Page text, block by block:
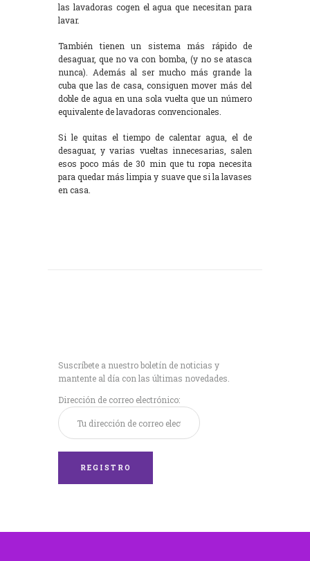
las lavadoras cogen el agua que necesitan para
lavar.
También tienen un sistema más rápido de
desaguar, que no va con bomba, (y no se atasca
nunca). Además al ser mucho más grande la
cuba que las de casa, consiguen mover más del
doble de agua en una sola vuelta que un número
equivalente de lavadoras convencionales.
Si le quitas el tiempo de calentar agua, el de
desaguar, y varias vueltas innecesarias, salen
esos poco más de 30 min que tu ropa necesita
para quedar más limpia y suave que si la lavases
en casa.
Suscríbete a nuestro boletín de noticias y
mantente al día con las últimas novedades.
Dirección de correo electrónico: